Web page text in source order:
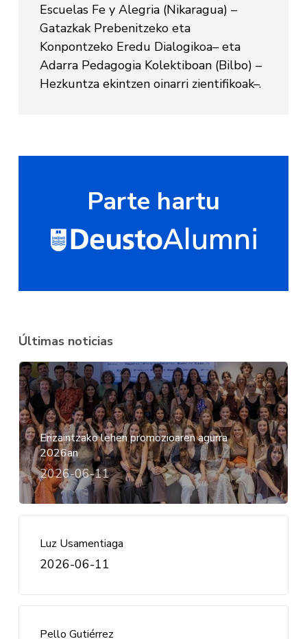
Escuelas Fe y Alegria (Nikaragua) –
Gatazkak Prebenitzeko eta
Konpontzeko Eredu Dialogikoa– eta
Adarra Pedagogia Kolektiboan (Bilbo) –
Hezkuntza ekintzen oinarri zientifikoak–.
Parte hartu
Últimas noticias
Erizaintzako lehen promozioaren agurra
2026an
2026-06-11
Luz Usamentiaga
2026-06-11
Pello Gutiérrez